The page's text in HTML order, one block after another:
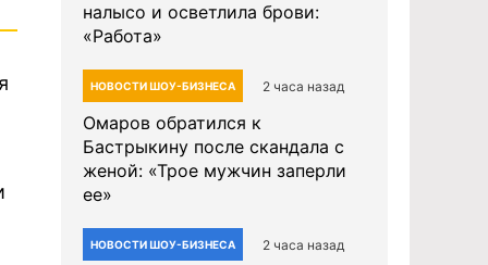
налысо и осветлила брови:
«Работа»
НОВОСТИ ШОУ-БИЗНЕСА 2 часа назад
Омаров обратился к
Бастрыкину после скандала с
женой: «Трое мужчин заперли
ее»
НОВОСТИ ШОУ-БИЗНЕСА 2 часа назад